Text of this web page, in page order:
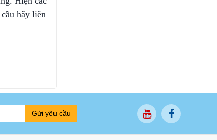
hãy liên
Gửi yêu cầu